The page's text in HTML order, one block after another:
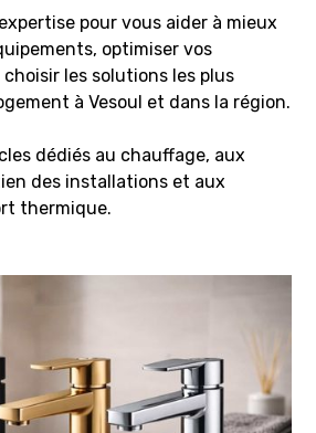
pour vous aider à mieux
optimiser vos
les solutions les plus
à Vesoul et dans la région.
dédiés au chauffage, aux
des installations et aux
thermique.